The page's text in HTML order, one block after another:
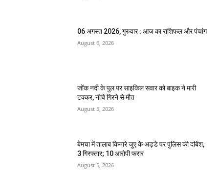
06 अगस्त 2026, गुरुवार : आज का राशिफल और पंचांग
August 6, 2026
जोंक नदी के पुल पर साइकिल सवार को बाइक ने मारी
टक्कर, नीचे गिरने से मौत
August 5, 2026
बेमचा में तालाब किनारे जुए के अड्डे पर पुलिस की दबिश,
3 गिरफ्तार; 10 आरोपी फरार
August 5, 2026